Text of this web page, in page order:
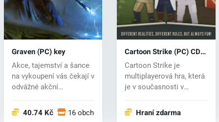
Graven (PC) key
Akce, tajemství a šance
na vykoupení vás čekají v
odvážné akční
40.74 Kč 16 obchodech
Cartoon Strike (PC) CD
key
Cartoon Strike je
multiplayerová hra, která
je v současnosti v
Hraní zdarma